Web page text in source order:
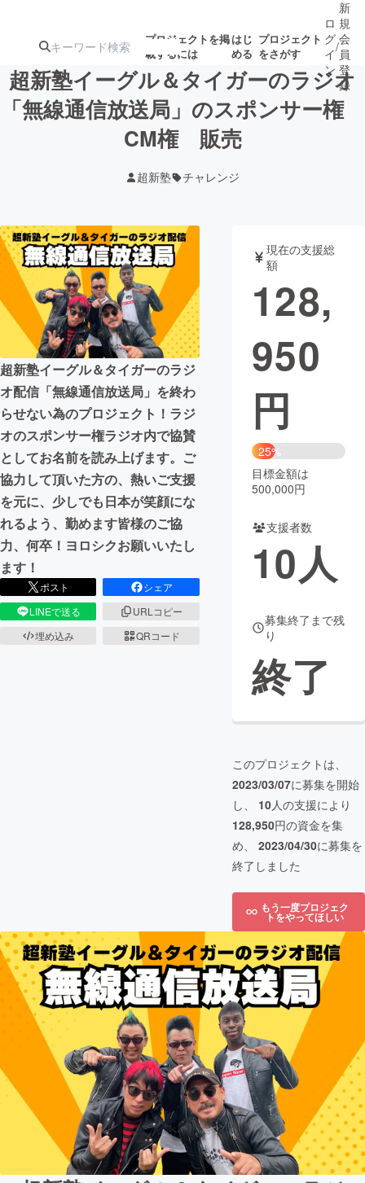
プロジェクトを掲
載するには
はじ
める
プロジェクト
をさがす
注目の新着プロ
募集終了が近いプ
テクノロジー・ガジェット
映像・映画 書籍・雑誌
ビジネス・起業 チャレンジ
まちづくり・地域活性化
CAMPFIRE for Social Good
CAMPFIRE Creation
CAMPFIREふるさと納税machi-ya コミュニティ
ロ
グ
イ
ン
/
新
規
会
員
登
録
超新塾イーグル＆タイガーのラジオ
「無線通信放送局」のスポンサー権
CM権 販売
超新塾 チャレンジ
超新塾イーグル＆タイガーのラジ
オ配信「無線通信放送局」を終わ
らせない為のプロジェクト！ラジ
オのスポンサー権ラジオ内で協賛
としてお名前を読み上げます。ご
協力して頂いた方の、熱いご支援
を元に、少しでも日本が笑顔にな
れるよう、勤めます皆様のご協
力、何卒！ヨロシクお願いいたし
ます！
ポスト
シェア
LINEで送る
URLコピー
埋め込み
QRコード
現在の支援総
額
128,
950
円
25%
目標金額は
500,000円
支援者数
10人
募集終了まで残
り
終了
このプロジェクトは、
2023/03/07に募集を開始
し、 10人の支援により
128,950円の資金を集
め、 2023/04/30に募集を
終了しました
もう一度プロジェク
トをやってほしい